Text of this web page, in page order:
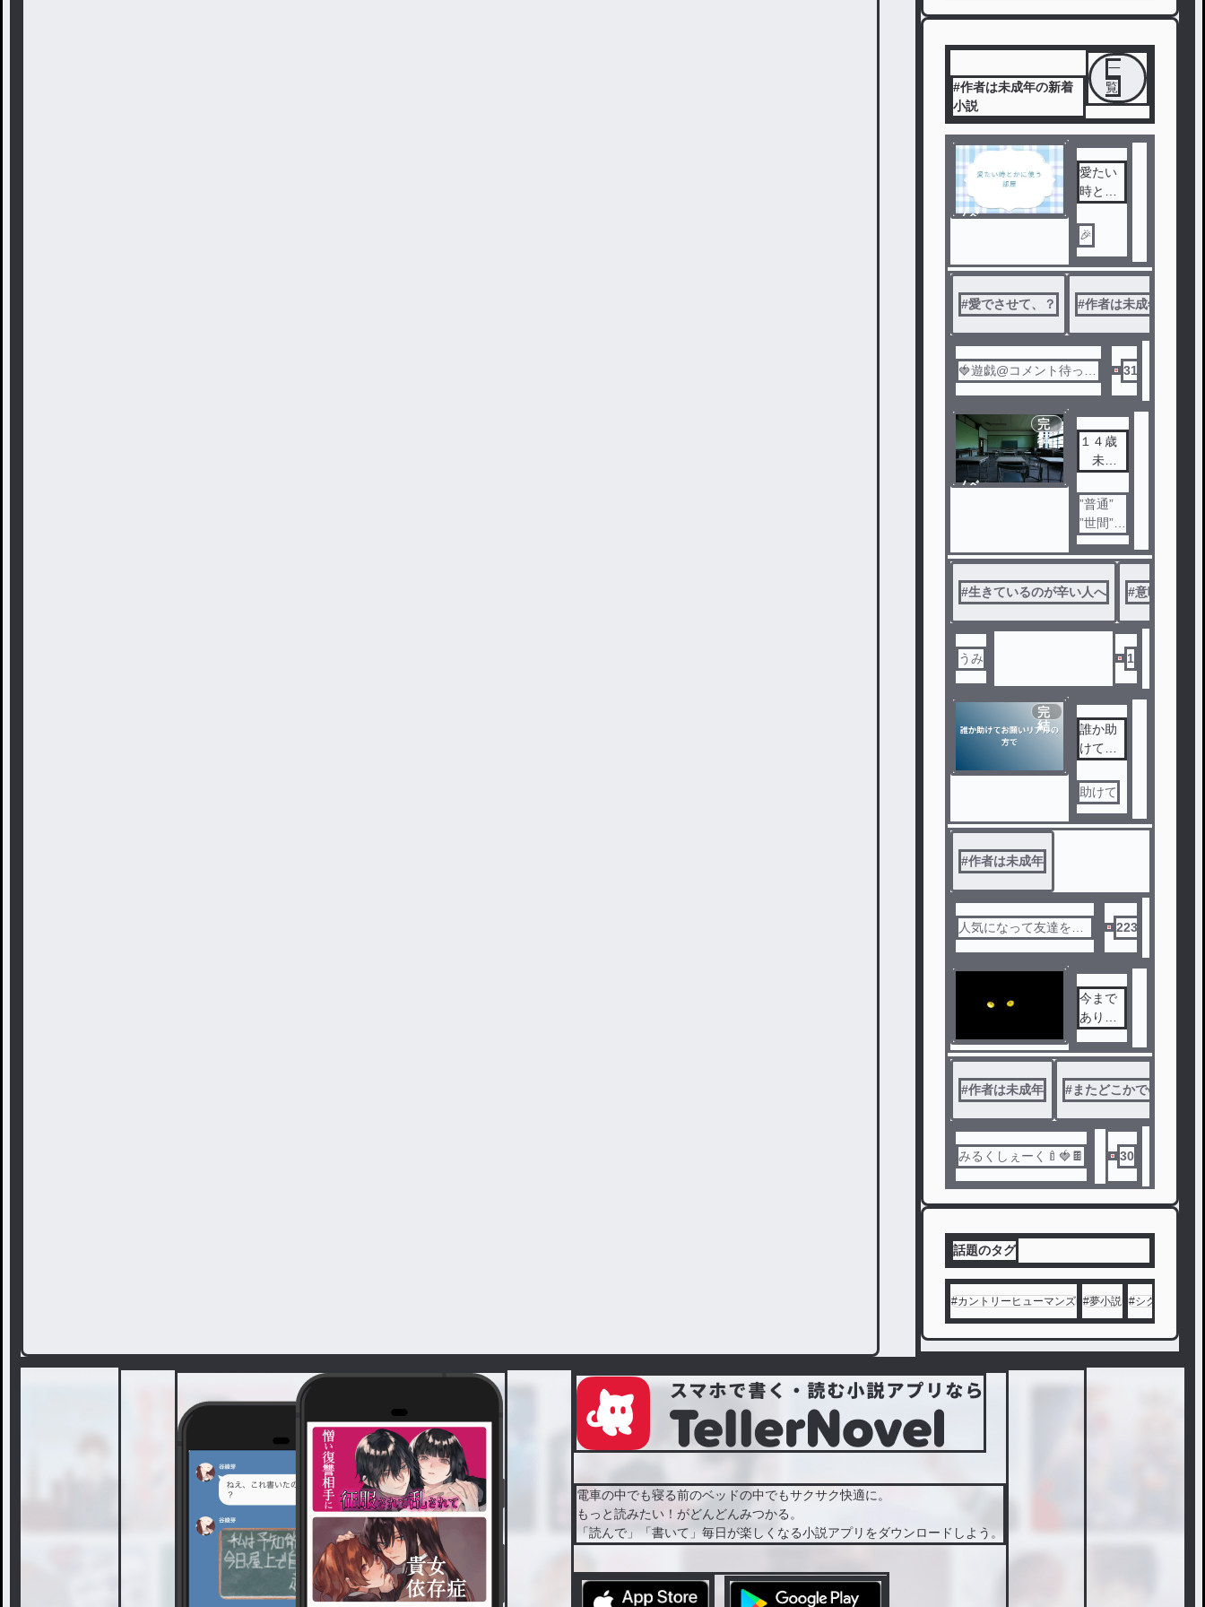
#作者は未成年の新着
小説
一
覧
ノベ
愛たい
時とか
部屋
🎉
#愛でさせて、？ #作者は未成年
🍓遊戯@コメント待って
31
ノベ
完
結
１４歳
未成
張。
”普通”
”世間”
って何
だと思
います
か？そ
こそこ
勉強が
できて
達付き
合いが
…それ
が”普通”
ですか
り替え
てほし
い、生
きにく
い日本
の社会
への訴
え、今
で助け
を求め
未成年
へ送る
、
１４歳
年の筆
張。
生きる
へ届け
この思
#生きているのが辛い人へ #意味がわか
うみ 1
完
結
誰か助
けてお
アルの
方で
助けて
#作者は未成年
人気になって友達を作
223
今まで
ありが
#作者は未成年 #またどこかで会いまし
みるくしぇーく🍼🍓🍫 30
話題のタグ
#カントリーヒューマンズ #夢小説 #シクフォニ
電車の中でも寝る前のベッドの中でもサクサク快適に。
もっと読みたい！がどんどんみつかる。
「読んで」「書いて」毎日が楽しくなる小説アプリをダウンロードしよう。